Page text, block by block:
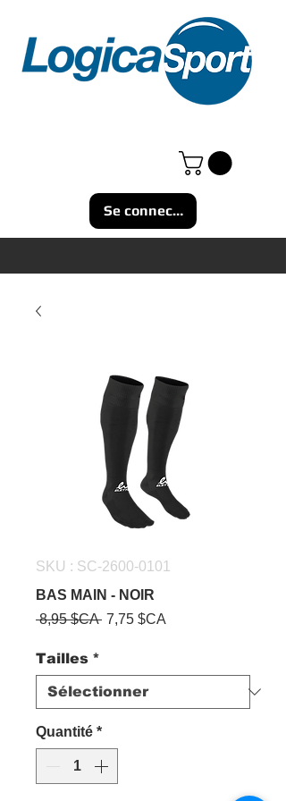
Se connecter
SKU : SC-2600-0101
BAS MAIN - NOIR
8,95 $CA Prix
7,75 $CA
Tailles *
Quantité *